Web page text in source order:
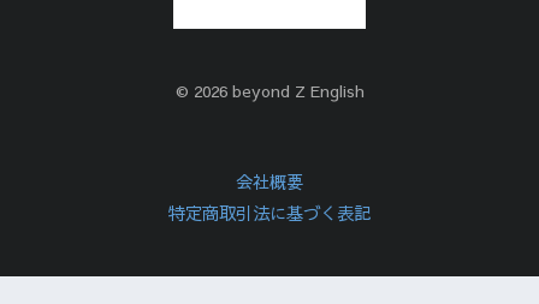
© 2026 beyond Z English
会社概要
特定商取引法に基づく表記